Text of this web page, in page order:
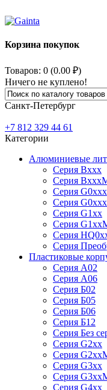
Корзина покупок
Товаров: 0 (0.00 ₽)
Ничего не куплено!
Санкт-Петербург
+7 812 329 44 61
Категории
Алюминиевые
Серия Bxxx
Серия
Серия G0xxx
Серия
Серия G1xx
Серия
Серия
Серия
Пластиковые
Серия А02
Серия А06
Серия Б02
Серия Б05
Серия Б06
Серия Б12
Серия Без
Серия G2xx
Серия
Серия G3xx
Серия
Серия G4xx